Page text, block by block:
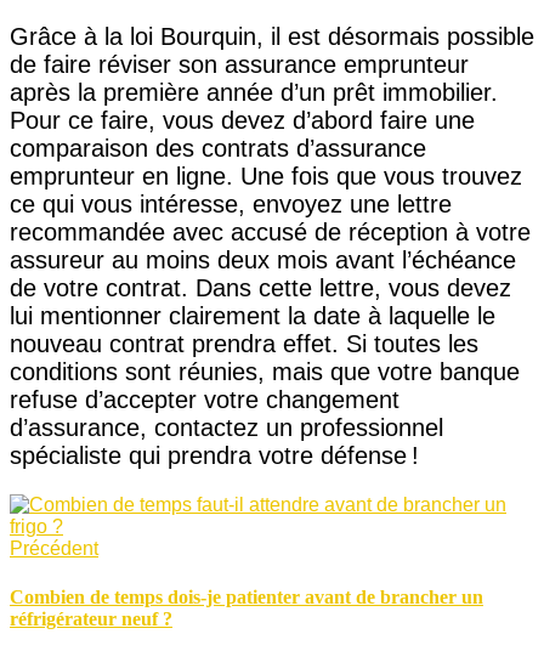
Grâce à la loi Bourquin, il est désormais possible
de faire réviser son assurance emprunteur
après la première année d’un prêt immobilier.
Pour ce faire, vous devez d’abord faire une
comparaison des contrats d’assurance
emprunteur en ligne. Une fois que vous trouvez
ce qui vous intéresse, envoyez une lettre
recommandée avec accusé de réception à votre
assureur au moins deux mois avant l’échéance
de votre contrat. Dans cette lettre, vous devez
lui mentionner clairement la date à laquelle le
nouveau contrat prendra effet. Si toutes les
conditions sont réunies, mais que votre banque
refuse d’accepter votre changement
d’assurance, contactez un professionnel
spécialiste qui prendra votre défense !
Précédent
Combien de temps dois-je patienter avant de brancher un
réfrigérateur neuf ?